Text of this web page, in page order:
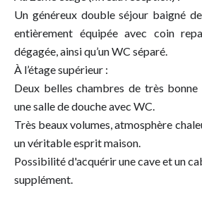
Un généreux double séjour baigné
entièrement équipée avec coin
dégagée, ainsi qu’un WC séparé.
À l’étage supérieur :
Deux belles chambres de très
une salle de douche avec WC.
Très beaux volumes, atmosphère
un véritable esprit maison.
Possibilité d'acquérir une cave et un
supplément.